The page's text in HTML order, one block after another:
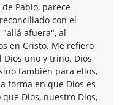
Pablo, parece
con el
"allá afuera", al
en Cristo. Me refiero
Dios uno y trino. Dios
también para ellos,
forma en que Dios es
Dios, nuestro Dios,